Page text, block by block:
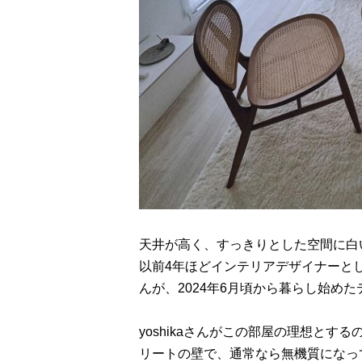
天井が高く、すっきりとした空間に
以前4年ほどインテリアデザイナー
んが、2024年6月頃から暮らし始め
yoshikaさんがこの部屋の理想とする
リートの壁で、通常なら無機質にな